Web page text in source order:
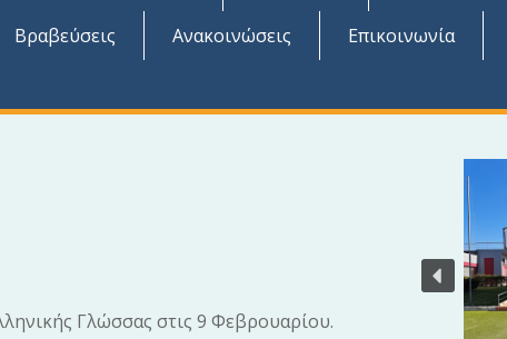
Βραβεύσεις Ανακοινώσεις Επικοινωνία
Γλώσσας στις 9 Φεβρουαρίου.